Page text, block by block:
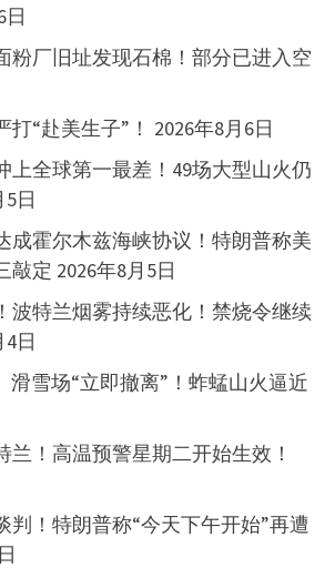
日
粉厂旧址发现石棉！部分已进入空
“赴美生子”！ 2026年8月6日
上全球第一最差！49场大型山火仍
5日
成霍尔木兹海峡协议！特朗普称美
敲定 2026年8月5日
波特兰烟雾持续恶化！禁烧令继续
4日
滑雪场“立即撤离”！蚱蜢山火逼近
兰！高温预警星期二开始生效！
判！特朗普称“今天下午开始”再遭